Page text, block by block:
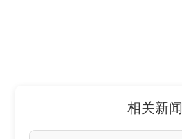
相关新闻